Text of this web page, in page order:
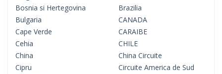
Bosnia si Hertegovina
Brazilia
Bulgaria
CANADA
Cape Verde
CARAIBE
Cehia
CHILE
China
China Circuite
Cipru
Circuite America de Sud